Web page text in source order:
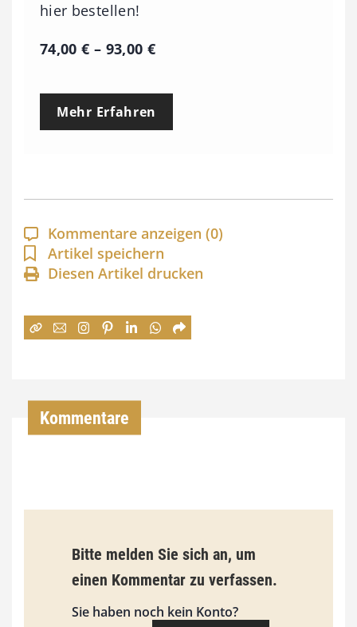
hier bestellen!
74,00€ – 93,00 €P
e
p
a
n
n
:
€
i
s
9
Mehr Erfahren
Kommentare anzeigen (0)
Artikel speichern
Diesen Artikel drucken
Kommentare
Bitte melden Sie sich an, um
einen Kommentar zu verfassen.
Sie haben noch kein Konto?